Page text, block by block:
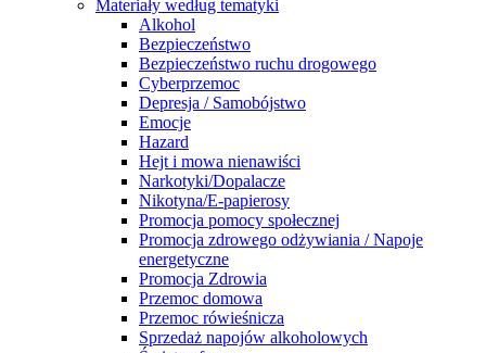
Materiały według tematyki
Alkohol
Bezpieczeństwo
Bezpieczeństwo ruchu drogowego
Cyberprzemoc
Depresja / Samobójstwo
Emocje
Hazard
Hejt i mowa nienawiści
Narkotyki/Dopalacze
Nikotyna/E-papierosy
Promocja pomocy społecznej
Promocja zdrowego odżywiania / Napoje
energetyczne
Promocja Zdrowia
Przemoc domowa
Przemoc rówieśnicza
Sprzedaż napojów alkoholowych